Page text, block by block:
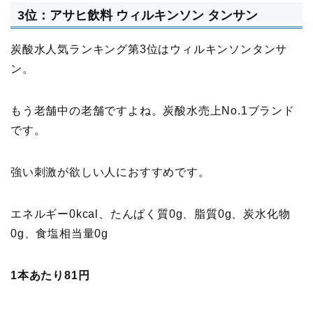
3位：アサヒ飲料 ウィルキンソン タンサン
炭酸水人気ランキング第3位はウィルキンソンタンサ
ン。
もう老舗中の老舗ですよね。炭酸水売上No.1ブランド
です。
強い刺激が欲しい人におすすめです。
エネルギー0kcal、たんぱく質0g、脂質0g、炭水化物
0g、食塩相当量0g
1本あたり81円